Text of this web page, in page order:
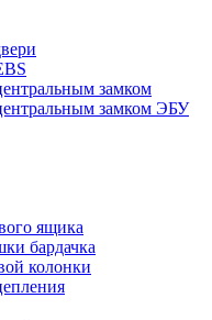
замком
замком ЭБУ
ящика
бардачка
колонки